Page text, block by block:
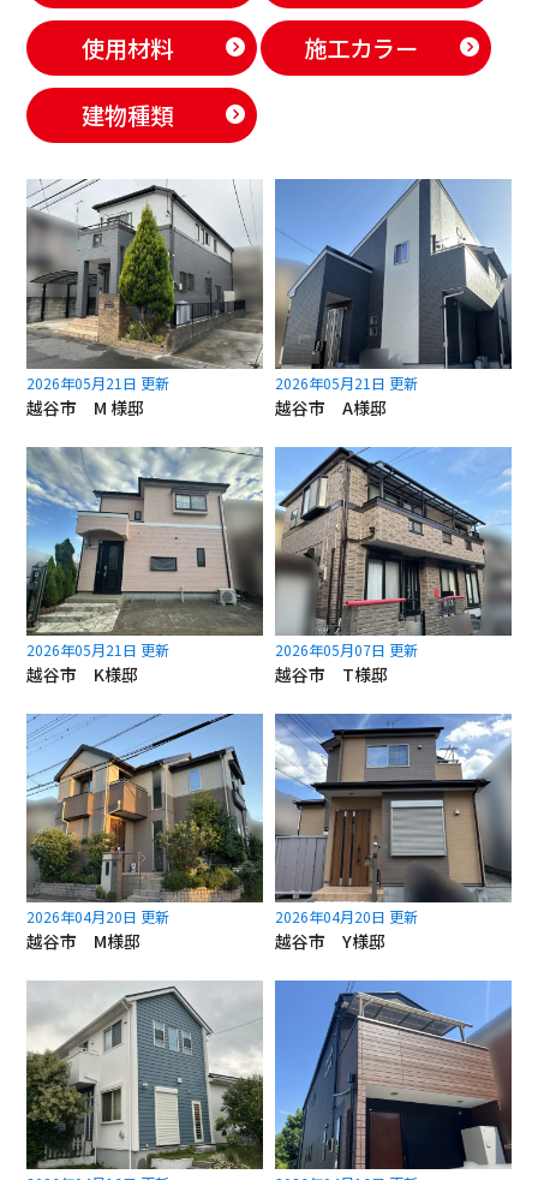
使用材料
施工カラー
建物種類
2026年05月21日 更新
越谷市 M 様邸
2026年05月21日 更新
越谷市 A様邸
2026年05月21日 更新
越谷市 K様邸
2026年05月07日 更新
越谷市 T様邸
2026年04月20日 更新
越谷市 M様邸
2026年04月20日 更新
越谷市 Y様邸